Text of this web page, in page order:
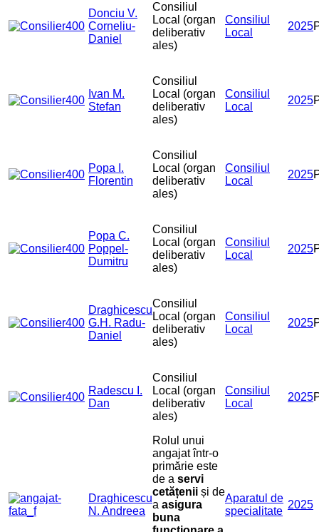
Donciu V.
Corneliu-
Daniel
Consiliul
Local (organ
deliberativ
ales)
Consiliul
Local
2025
Ivan M.
Stefan
Consiliul
Local (organ
deliberativ
ales)
Consiliul
Local
2025
Popa I.
Florentin
Consiliul
Local (organ
deliberativ
ales)
Consiliul
Local
2025
Popa C.
Poppel-
Dumitru
Consiliul
Local (organ
deliberativ
ales)
Consiliul
Local
2025
Draghicescu
G.H. Radu-
Daniel
Consiliul
Local (organ
deliberativ
ales)
Consiliul
Local
2025
Radescu I.
Dan
Consiliul
Local (organ
deliberativ
ales)
Consiliul
Local
2025
Draghicescu
N. Andreea
Rolul unui
angajat într-o
primărie este
de a servi
cetățenii și de
a asigura
buna
Aparatul de
specialitate
2025